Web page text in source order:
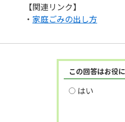
【関連リンク】
・ 家庭ごみの出し方
この回答はお役
はい